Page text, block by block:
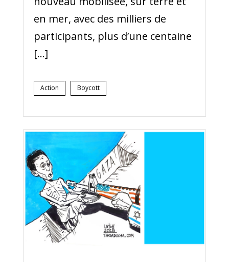
en mer, avec des milliers de
participants, plus d’une centaine
[…]
Action Boycott